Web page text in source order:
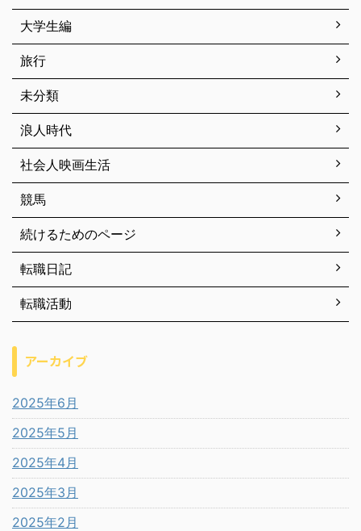
大学生編
旅行
未分類
浪人時代
社会人映画生活
競馬
続けるためのページ
転職日記
転職活動
アーカイブ
2025年6月
2025年5月
2025年4月
2025年3月
2025年2月